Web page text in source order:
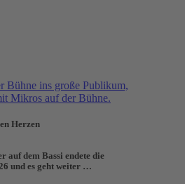
Herzen
auf dem Bassi endete die
und es geht weiter …